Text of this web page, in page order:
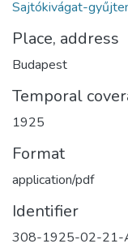
Sajtókivágat-
Place, address
Budapest
Temporal
1925
Format
application/pdf
Identifier
308-1925-02-21-